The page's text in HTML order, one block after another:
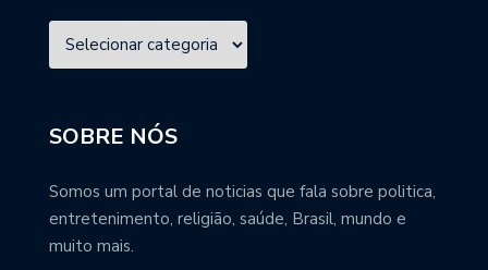
SOBRE NÓS
Somos um portal de noticias que fala sobre politica,
entretenimento, religião, saúde, Brasil, mundo e
muito mais.